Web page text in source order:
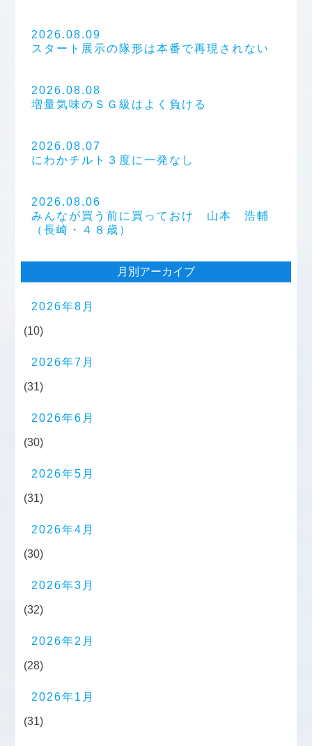
2026.08.09
スタート展示の隊形は本番で再現されない
2026.08.08
増量気味のＳＧ級はよく負ける
2026.08.07
にわかチルト３度に一発なし
2026.08.06
みんなが買う前に買っておけ 山本 浩輔
（長崎・４８歳）
月別アーカイブ
2026年8月
(10)
2026年7月
(31)
2026年6月
(30)
2026年5月
(31)
2026年4月
(30)
2026年3月
(32)
2026年2月
(28)
2026年1月
(31)